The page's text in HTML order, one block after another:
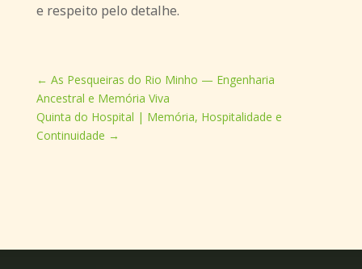
e respeito pelo detalhe.
← As Pesqueiras do Rio Minho — Engenharia
Ancestral e Memória Viva
Quinta do Hospital | Memória, Hospitalidade e
Continuidade →